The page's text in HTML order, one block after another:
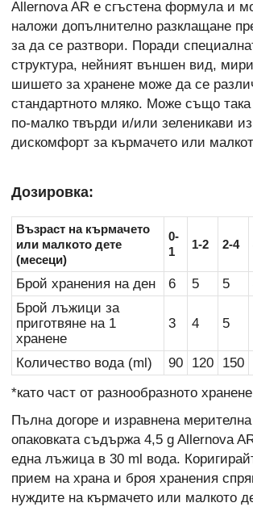
Allernova AR е сгъстена формула и
наложи допълнително разклащане
за да се разтвори. Поради
структура, нейният външен вид,
шишето за хранене може да се
стандартното мляко. Може също
по-малко твърди и/или зеленикави
дискомфорт за кърмачето или
Дозировка:
Възраст на кърмачето
или малкото дете
(месеци)
0-
1
1-2 2-4
Брой хранения на ден 6 5 5
Брой лъжици за
приготвяне на 1
хранене
3 4 5
Количество вода (ml) 90 120 150
*като част от разнообразното хранене
Пълна догоре и изравнена
опаковката съдържа 4,5 g Allernova
една лъжица в 30 ml вода.
прием на храна и броя хранения
нуждите на кърмачето или малкото